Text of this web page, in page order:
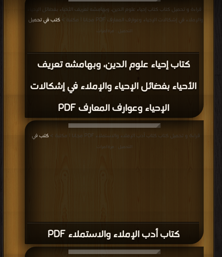
كتاب إحياء علوم الدين، وبهامشه تعريف
الأحياء بفضائل الإحياء والإملاء في إشكالات
الإحياء وعوارف المعارف PDF
قراءة و تحميل كتاب كتاب إحياء علوم الدين، وبهامشه تعريف الأحياء بفضائل الإحياء
والإملاء في إشكالات الإحياء وعوارف المعارف PDF مجانا | مكتبة >
كتب في تحميل
التحميل : مرة/مرات
كتاب أدب الإملاء والاستملاء PDF
قراءة و تحميل كتاب كتاب أدب الإملاء والاستملاء PDF مجانا | مكتبة > كتب في
التحميل : مرة/مرات